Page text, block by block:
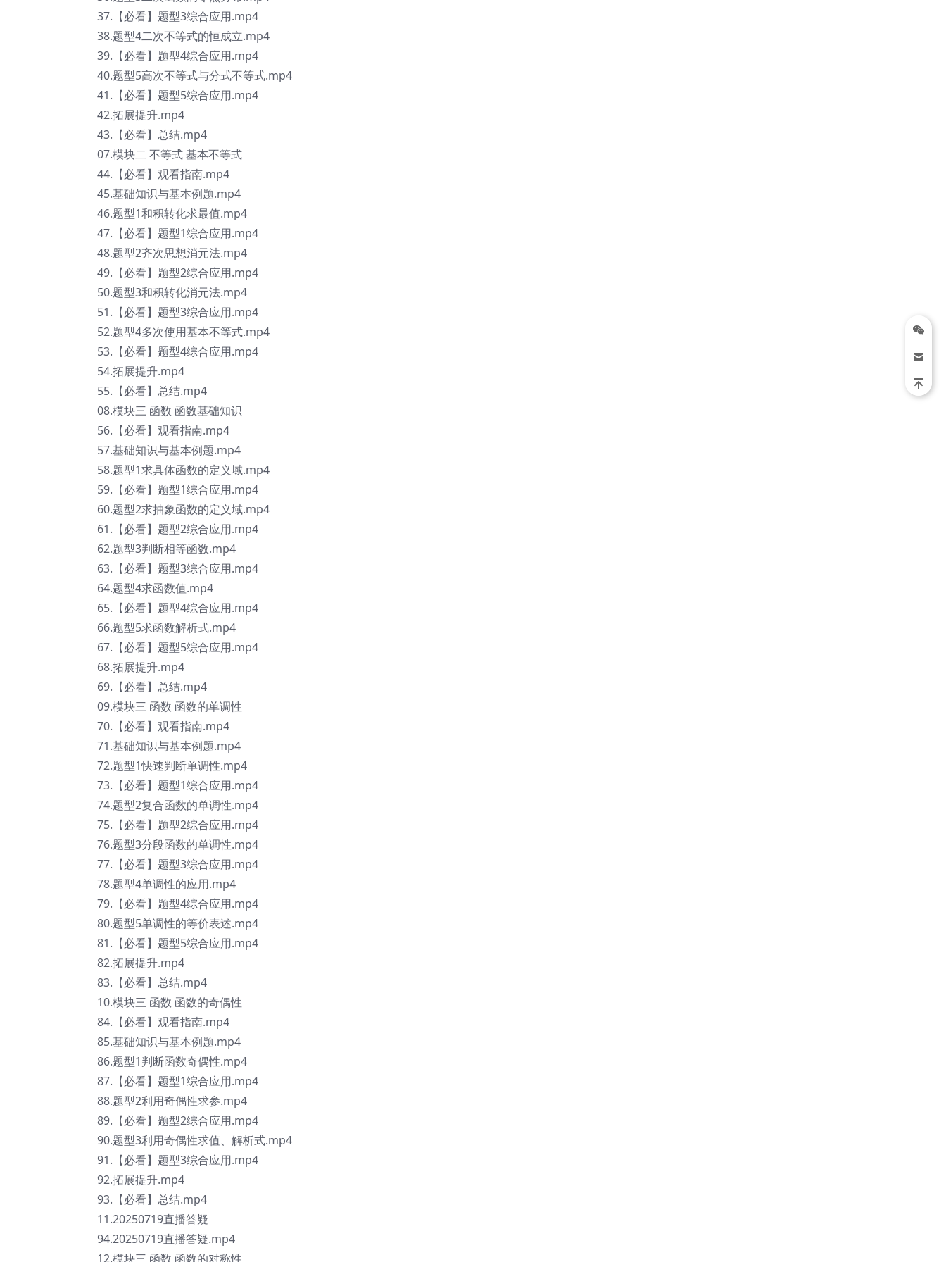
37.【必看】题型3综合应用.mp4
38.题型4二次不等式的恒成立.mp4
39.【必看】题型4综合应用.mp4
40.题型5高次不等式与分式不等式.mp4
41.【必看】题型5综合应用.mp4
42.拓展提升.mp4
43.【必看】总结.mp4
07.模块二 不等式 基本不等式
44.【必看】观看指南.mp4
45.基础知识与基本例题.mp4
46.题型1和积转化求最值.mp4
47.【必看】题型1综合应用.mp4
48.题型2齐次思想消元法.mp4
49.【必看】题型2综合应用.mp4
50.题型3和积转化消元法.mp4
51.【必看】题型3综合应用.mp4
52.题型4多次使用基本不等式.mp4
53.【必看】题型4综合应用.mp4
54.拓展提升.mp4
55.【必看】总结.mp4
08.模块三 函数 函数基础知识
56.【必看】观看指南.mp4
57.基础知识与基本例题.mp4
58.题型1求具体函数的定义域.mp4
59.【必看】题型1综合应用.mp4
60.题型2求抽象函数的定义域.mp4
61.【必看】题型2综合应用.mp4
62.题型3判断相等函数.mp4
63.【必看】题型3综合应用.mp4
64.题型4求函数值.mp4
65.【必看】题型4综合应用.mp4
66.题型5求函数解析式.mp4
67.【必看】题型5综合应用.mp4
68.拓展提升.mp4
69.【必看】总结.mp4
09.模块三 函数 函数的单调性
70.【必看】观看指南.mp4
71.基础知识与基本例题.mp4
72.题型1快速判断单调性.mp4
73.【必看】题型1综合应用.mp4
74.题型2复合函数的单调性.mp4
75.【必看】题型2综合应用.mp4
76.题型3分段函数的单调性.mp4
77.【必看】题型3综合应用.mp4
78.题型4单调性的应用.mp4
79.【必看】题型4综合应用.mp4
80.题型5单调性的等价表述.mp4
81.【必看】题型5综合应用.mp4
82.拓展提升.mp4
83.【必看】总结.mp4
10.模块三 函数 函数的奇偶性
84.【必看】观看指南.mp4
85.基础知识与基本例题.mp4
86.题型1判断函数奇偶性.mp4
87.【必看】题型1综合应用.mp4
88.题型2利用奇偶性求参.mp4
89.【必看】题型2综合应用.mp4
90.题型3利用奇偶性求值、解析式.mp4
91.【必看】题型3综合应用.mp4
92.拓展提升.mp4
93.【必看】总结.mp4
11.20250719直播答疑
94.20250719直播答疑.mp4
12.模块三 函数 函数的对称性